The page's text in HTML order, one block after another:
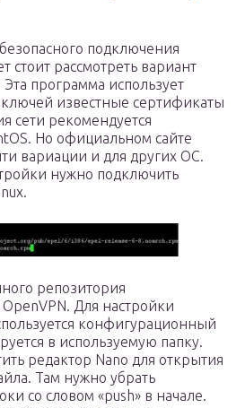
подключения
стоит рассмотреть вариант
программа использует
ключей известные сертификаты
сети рекомендуется
Но официальном сайте
вариации и для других ОС.
нужно подключить
репозитория
OpenVPN. Для настройки
конфигурационный
в используемую папку.
редактор Nano для открытия
Там нужно убрать
со словом «push» в начале.